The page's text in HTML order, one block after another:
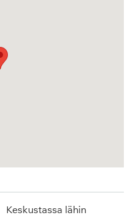
Keskustassa lähin